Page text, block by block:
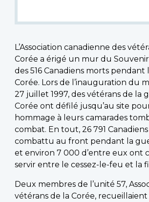
L’Association canadienne des
Corée a érigé un mur du
des 516 Canadiens morts
Corée. Lors de l’inauguration du
27 juillet 1997, des vétérans de la
Corée ont défilé jusqu’au site
hommage à leurs camarades
combat. En tout, 26 791
combattu au front pendant la
et environ 7 000 d’entre eux ont
servir entre le cessez-le-feu et la
Deux membres de l’unité 57,
vétérans de la Corée, recueillaient